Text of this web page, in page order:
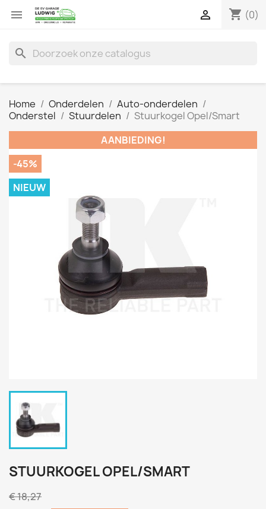
 shopping_cart (0)

search
Home Onderdelen
Auto-onderdelen
Onderstel
Stuurdelen
Stuurkogel Opel/Smart
AANBIEDING!
-45%
NIEUW
STUURKOGEL OPEL/SMART
€ 18,27